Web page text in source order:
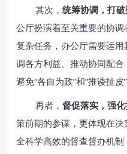
其次， 统筹协调，打
公厅扮演着至关重要的协
复杂任务，办公厅需要运
调各方利益、推动协同配合
避免“各自为政”和“推诿扯皮
再者， 督促落实，强
策前期的参谋，更体现在
全科学高效的督查督办机